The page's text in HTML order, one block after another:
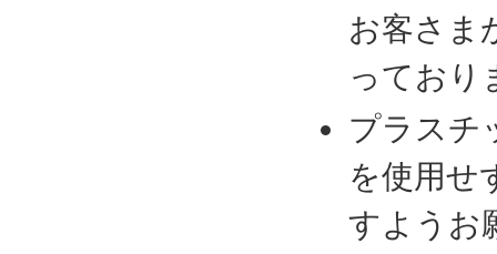
お客さま
っており
プラスチ
を使用せ
すようお